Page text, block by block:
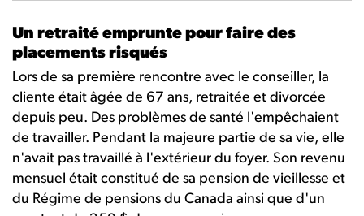
Un retraité emprunte pour faire des
placements risqués
Lors de sa première rencontre avec le conseiller, la
cliente était âgée de 67 ans, retraitée et divorcée
depuis peu. Des problèmes de santé l'empêchaient
de travailler. Pendant la majeure partie de sa vie, elle
n'avait pas travaillé à l'extérieur du foyer. Son revenu
mensuel était constitué de sa pension de vieillesse et
du Régime de pensions du Canada ainsi que d'un